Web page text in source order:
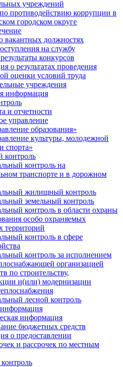
учреждений
противодействию коррупции в
городском округе
вакантных должностях
на службу
конкурсов
о результатах проведения
оценки условий труда
учреждения
информация
и отчетности
управление
образования»
культуры, молодежной
спорта»
контроль на
транспорте и в дорожном
жилищный контроль
земельный контроль
контроль в области охраны
особо охраняемых
территорий
контроль в сфере
контроль за исполнением
организацией
по строительству,
и(или) модернизации
лесной контроль
информация
информация
бюджетных средств
о предоставлении
и рассрочек по местным